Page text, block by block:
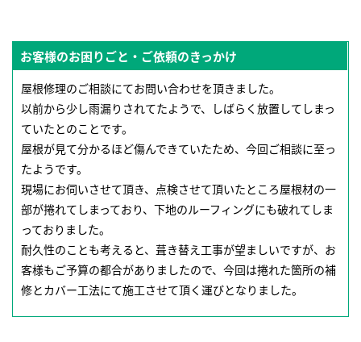
お客様のお困りごと・ご依頼のきっかけ
屋根修理のご相談にてお問い合わせを頂きました。
以前から少し雨漏りされてたようで、しばらく放置してしまっ
ていたとのことです。
屋根が見て分かるほど傷んできていたため、今回ご相談に至っ
たようです。
現場にお伺いさせて頂き、点検させて頂いたところ屋根材の一
部が捲れてしまっており、下地のルーフィングにも破れてしま
っておりました。
耐久性のことも考えると、葺き替え工事が望ましいですが、お
客様もご予算の都合がありましたので、今回は捲れた箇所の補
修とカバー工法にて施工させて頂く運びとなりました。